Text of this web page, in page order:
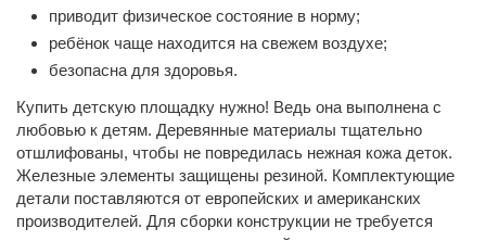
приводит физическое состояние в норму;
ребёнок чаще находится на свежем воздухе;
безопасна для здоровья.
Купить детскую площадку нужно! Ведь она выполнена с
любовью к детям. Деревянные материалы тщательно
отшлифованы, чтобы не повредилась нежная кожа деток.
Железные элементы защищены резиной. Комплектующие
детали поставляются от европейских и американских
производителей. Для сборки конструкции не требуется